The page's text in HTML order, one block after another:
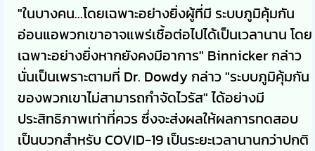
"ในบางคน...โดยเฉพาะอย่างยิ่งผู้ที่มี ระบบภูมิคุ้มกัน
อ่อนแอพวกเขาอาจแพร่เชื้อต่อไปได้เป็นเวลานาน โดย
เฉพาะอย่างยิ่งหากยังคงมีอาการ" Binnicker กล่าว
นั่นเป็นเพราะตามที่ Dr. Dowdy กล่าว "ระบบภูมิคุ้มกัน
ของพวกเขาไม่สามารถกำจัดไวรัส" ได้อย่างมี
ประสิทธิภาพเท่าที่ควร ซึ่งจะส่งผลให้ผลการทดสอบ
เป็นบวกสำหรับ COVID-19 เป็นระยะเวลานานกว่าปกติ